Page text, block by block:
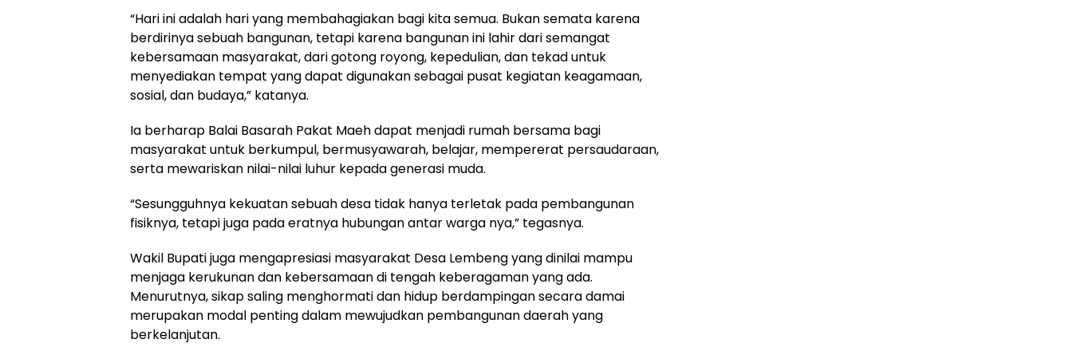
‎“Hari ini adalah hari yang membahagiakan bagi kita semua. Bukan semata karena
berdirinya sebuah bangunan, tetapi karena bangunan ini lahir dari semangat
kebersamaan masyarakat, dari gotong royong, kepedulian, dan tekad untuk
menyediakan tempat yang dapat digunakan sebagai pusat kegiatan keagamaan,
sosial, dan budaya,” katanya.
‎Ia berharap Balai Basarah Pakat Maeh dapat menjadi rumah bersama bagi
masyarakat untuk berkumpul, bermusyawarah, belajar, mempererat persaudaraan,
serta mewariskan nilai-nilai luhur kepada generasi muda.
‎‎“Sesungguhnya kekuatan sebuah desa tidak hanya terletak pada pembangunan
fisiknya, tetapi juga pada eratnya hubungan antar warga nya,” tegasnya.
‎Wakil Bupati juga mengapresiasi masyarakat Desa Lembeng yang dinilai mampu
menjaga kerukunan dan kebersamaan di tengah keberagaman yang ada.
Menurutnya, sikap saling menghormati dan hidup berdampingan secara damai
merupakan modal penting dalam mewujudkan pembangunan daerah yang
berkelanjutan.